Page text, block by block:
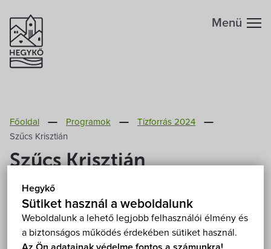
Hegykő
Sütiket használ a weboldalunk
Weboldalunk a lehető legjobb felhasználói élmény és
a biztonságos működés érdekében sütiket használ.
Az Ön adatainak védelme fontos a számunkra!
Megközelítés
Fontos telefonszámok
Földrajzi adottság
Éghajlat
Szabadidő
Éttermek
Programok
Menü
Főoldal Programok
Tízforrás 2024
Szűcs Krisztián
Szűcs Krisztián
2024. július 12. (péntek) 20:30
Hegykő, Szabadtéri színpad 9437 Hegykő
Mutasd a térképen
Fizetős Koncert Szabadtéri